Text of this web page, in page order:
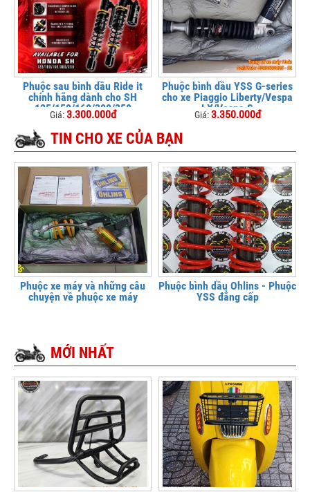
Phuộc sau bình dầu Ride it
chính hãng dành cho SH
125/150/160/300/350
Giá:3.300.000đ
Phuộc bình dầu YSS G-series
cho xe Piaggio Liberty/Vespa
LX/Vespa S
Giá:3.350.000đ
TIN CHO XE CỦA BẠN
Phuộc xe máy và những câu
chuyện về phuộc xe máy
Phuộc bình dầu Ohlins - Phuộc
YSS đẳng cấp
MỚI NHẤT